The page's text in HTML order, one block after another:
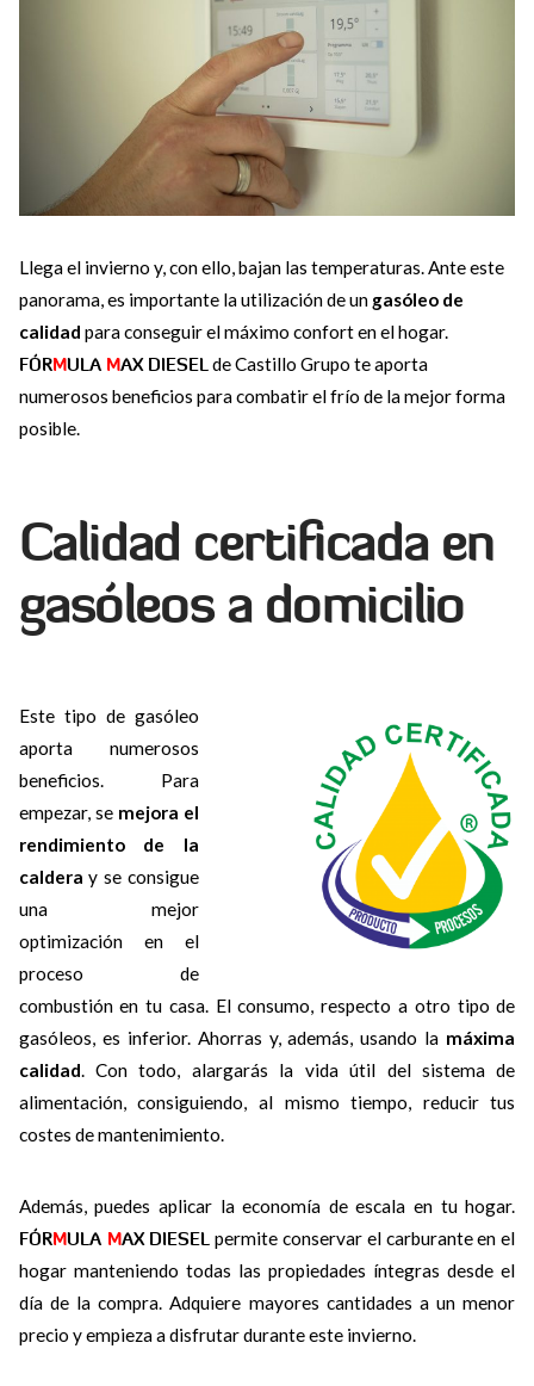
Llega el invierno y, con ello, bajan las temperaturas. Ante este
panorama, es importante la utilización de ungasóleo de
calidad para conseguir el máximo confort en el hogar.
FÓRMULA MAX DIESELde Castillo Grupo te aporta
numerosos beneficios para combatir el frío de la mejor forma
posible.
Calidad certificada en
gasóleos a domicilio
Este tipo de gasóleo
aporta numerosos
beneficios. Para
empezar, se mejora el
rendimiento de la
caldera y se consigue
una mejor
optimización en el
proceso de
combustión en tu casa. El consumo, respecto a otro tipo de
gasóleos, es inferior. Ahorras y, además, usando la máxima
calidad. Con todo, alargarás la vida útil del sistema de
alimentación, consiguiendo, al mismo tiempo, reducir tus
costes de mantenimiento.
Además, puedes aplicar la economía de escala en tu hogar.
FÓRMULA MAX DIESEL permite conservar el carburante en el
hogar manteniendo todas las propiedades íntegras desde el
día de la compra. Adquiere mayores cantidades a un menor
precio y empieza a disfrutar durante este invierno.